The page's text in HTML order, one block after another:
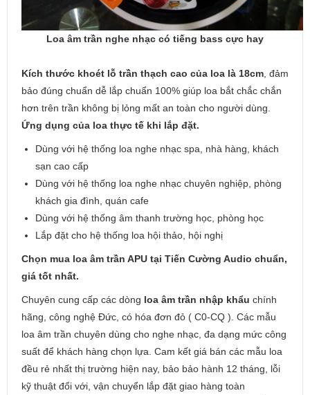
Loa âm trần nghe nhạc có tiếng bass cực hay
Kích thước khoét lỗ trần thạch cao của loa là 18cm, đảm
bảo đúng chuẩn dễ lắp chuẩn 100% giúp loa bắt chắc chắn
hơn trên trần không bị lỏng mất an toàn cho người dùng.
Ứng dụng của loa thực tế khi lắp đặt.
Dùng với hệ thống loa nghe nhạc spa, nhà hàng, khách
sạn cao cấp
Dùng với hệ thống loa nghe nhạc chuyên nghiệp, phòng
khách gia đình, quán cafe
Dùng với hệ thống âm thanh trường học, phòng học
Lắp đặt cho hệ thống loa hội thảo, hội nghị
Chọn mua loa âm trần APU tại Tiến Cường Audio chuẩn,
giá tốt nhất.
Chuyên cung cấp các dòng loa âm trần nhập khẩu chính
hãng, công nghệ Đức, có hóa đơn đỏ ( C0-CQ ). Các mẫu
loa âm trần chuyên dùng cho nghe nhạc, đa dạng mức công
suất để khách hàng chọn lựa. Cam kết giá bán các mẫu loa
đều rẻ nhất thị trường hiện nay, bảo bảo hành 12 tháng, lỗi
kỹ thuật đổi với, vận chuyển lắp đặt giao hàng toàn